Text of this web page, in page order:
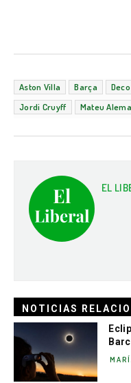
Aston Villa Barça Deco
Jordi Cruyff
Mateu
EL
NOTICIAS